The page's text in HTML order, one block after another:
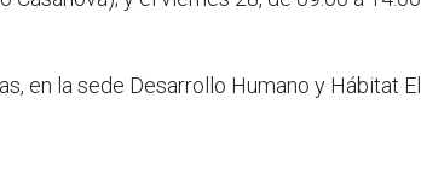
en la sede Desarrollo Humano y Hábitat El